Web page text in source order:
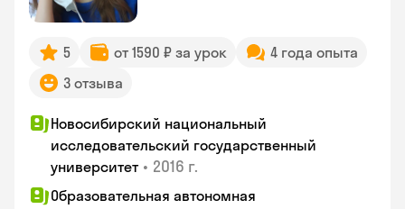
5 от 1590 ₽ за урок
4 года опыта
3 отзыва
Новосибирский национальный
исследовательский государственный
университет • 2016 г.
Образовательная автономная